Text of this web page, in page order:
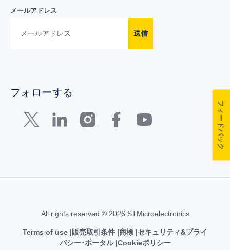
メールアドレス
送信
フォローする
All rights reserved © 2026 STMicroelectronics
Terms of use 販売取引条件 商標 セキュリティ&プライ
バシー･ポータル Cookieポリシー
フィードバック